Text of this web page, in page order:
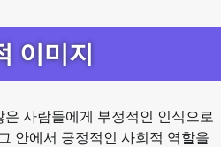
이미지
사람들에게 부정적인 인식으로
안에서 긍정적인 사회적 역할을